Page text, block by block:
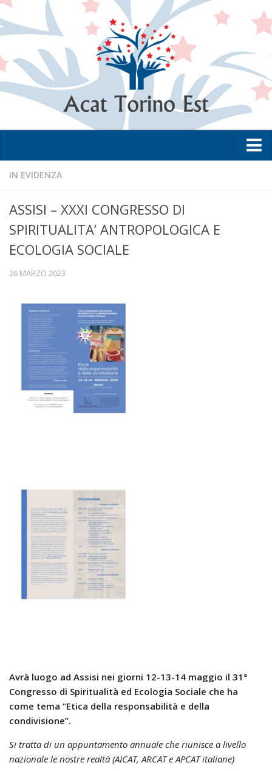
Home
La metodologia
I Club
Lo Statuto
Associazioni Amiche
Eventi
Formazione
Informazione all’accoglienza delle nuove famiglie
Approfondimenti di temi specifici
Serate di sensibilizzazione alla Comunità
Contatti
IN EVIDENZA
ASSISI – XXXI CONGRESSO DI
SPIRITUALITA’ ANTROPOLOGICA E
ECOLOGIA SOCIALE
26 MARZO 2023
Avrà luogo ad Assisi nei giorni 12-13-14 maggio il 31°
Congresso di Spiritualità ed Ecologia Sociale che ha
come tema “Etica della responsabilità e della
condivisione”.
Si tratta di un appuntamento annuale che riunisce a livello
nazionale le nostre realtà (AICAT, ARCAT e APCAT italiane)